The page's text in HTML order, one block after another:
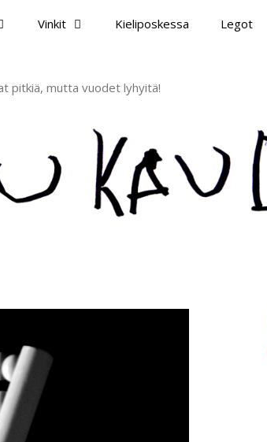
Vinkit Kieliposkessa Legot
pitkiä, mutta vuodet lyhyitä!